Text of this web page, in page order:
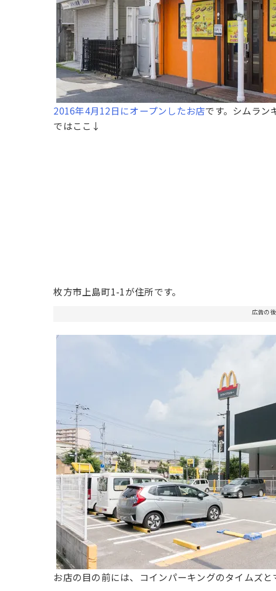
2016年4月12日にオープンしたお店です。シムラン
ではここ↓
枚方市上島町1-1が住所です。
広告の
お店の目の前には、コインパーキングのタイムズと